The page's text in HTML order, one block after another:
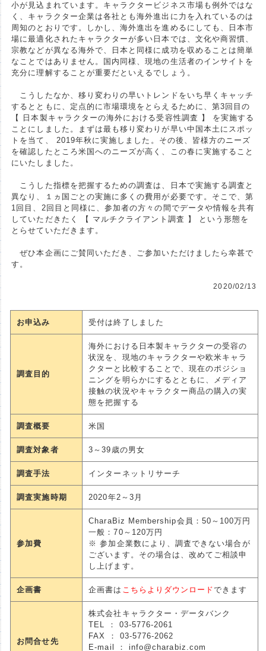
小が見込まれています。キャラクタービジネス市場も例外ではな
く、キャラクター企業は各社とも海外進出に力を入れているのは
周知のとおりです。しかし、海外進出を進めるにしても、日本市
場に最適化されたキャラクターが多い日本では、文化や商習慣、
宗教などが異なる海外で、日本と同様に成功を収めることは簡単
なことではありません。国内同様、現地の生活者のインサイトを
充分に理解することが重要だといえるでしょう。
こうしたなか、移り変わりの早いトレンドをいち早くキャッチ
するとともに、定点的に市場環境をとらえるために、第3回目の
【 日本製キャラクターの海外における受容性調査 】 を実施する
ことにしました。まずは最も移り変わりが早い中国本土にスポッ
トを当て、 2019年秋に実施しました。その後、皆様方のニーズ
を確認したところ米国へのニーズが高く、この春に実施すること
にいたしました。
こうした指標を把握するための調査は、日本で実施する調査と
異なり、１ヵ国ごとの実施に多くの費用が必要です。そこで、第
1回目、2回目と同様に、参加者の方々の間でデータや情報を共有
していただきたく 【 マルチクライアント調査 】 という形態を
とらせていただきます。
ぜひ本企画にご賛同いただき、ご参加いただけましたら幸甚で
す。
2020/02/13
お申込み 受付は終了しました
調査目的
海外における日本製キャラクターの受容の
状況を、現地のキャラクターや欧米キャラ
クターと比較することで、現在のポジショ
ニングを明らかにするとともに、メディア
接触の状況やキャラクター商品の購入の実
態を把握する
調査概要 米国
調査対象者 3～39歳の男女
調査手法 インターネットリサーチ
調査実施時期 2020年2～3月
参加費
CharaBiz Membership会員：50～100万円
一般：70～120万円
※ 参加企業数により、調査できない場合が
ございます。その場合は、改めてご相談申
し上げます。
企画書 企画書は こちらよりダウンロードできます
お問合せ先
株式会社キャラクター・データバンク
TEL ： 03-5776-2061
FAX ： 03-5776-2062
E-mail ： info@charabiz.com